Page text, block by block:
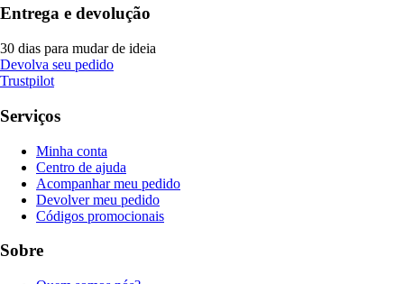
Entrega e devolução
30 dias para mudar de ideia
Devolva seu pedido
Trustpilot
Serviços
Minha conta
Centro de ajuda
Acompanhar meu pedido
Devolver meu pedido
Códigos promocionais
Sobre